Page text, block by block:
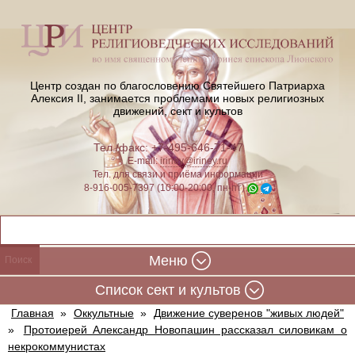
Центр создан по благословению Святейшего Патриарха
Алексия II, занимается проблемами новых религиозных
движений, сект и культов
Тел./факс: +7-495-646-71-47
E-mail:iriney@iriney.ru
Тел. для связи и приёма информации
8-916-005-7397 (10:00-20:00, пн-пт)
Меню
Cписок сект и культов
Главная » Оккультные »
Движение суверенов "живых людей"
»
Протоиерей Александр Новопашин рассказал силовикам о
некрокоммунистах